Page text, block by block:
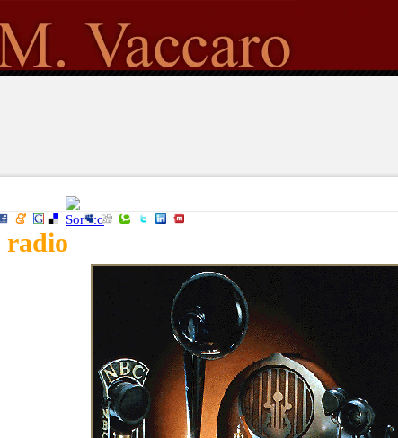
radio